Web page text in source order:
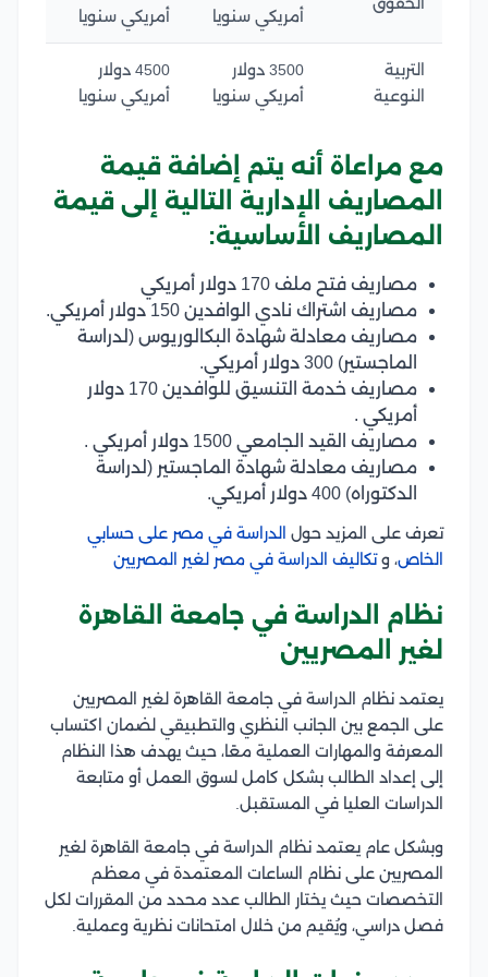
أمريكي سنويا أمريكي سنويا
التربية
النوعية
3500 دولار
أمريكي سنويا
4500 دولار
أمريكي سنويا
مع مراعاة أنه يتم إضافة قيمة
المصاريف الإدارية التالية إلى قيمة
المصاريف الأساسية:
مصاريف فتح ملف 170 دولار أمريكي
مصاريف اشتراك نادي الوافدين 150 دولار أمريكي.
مصاريف معادلة شهادة البكالوريوس (لدراسة
الماجستير) 300 دولار أمريكي.
مصاريف خدمة التنسيق للوافدين 170 دولار
أمريكي .
مصاريف القيد الجامعي 1500 دولار أمريكي .
مصاريف معادلة شهادة الماجستير (لدراسة
الدكتوراه) 400 دولار أمريكي.
تعرف على المزيد حول
الدراسة في مصر على حسابي
الخاص، وتكاليف الدراسة في مصر لغير المصريين
نظام الدراسة في جامعة القاهرة
لغير المصريين
يعتمد نظام الدراسة في جامعة القاهرة لغير المصريين
على الجمع بين الجانب النظري والتطبيقي لضمان اكتساب
المعرفة والمهارات العملية معًا، حيث يهدف هذا النظام
إلى إعداد الطالب بشكل كامل لسوق العمل أو متابعة
الدراسات العليا في المستقبل.
وبشكل عام يعتمد نظام الدراسة في جامعة القاهرة لغير
المصريين على نظام الساعات المعتمدة في معظم
التخصصات حيث يختار الطالب عدد محدد من المقررات لكل
فصل دراسي، ويُقيم من خلال امتحانات نظرية وعملية.